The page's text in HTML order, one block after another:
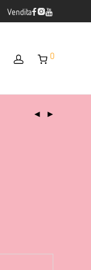
Vendita
0